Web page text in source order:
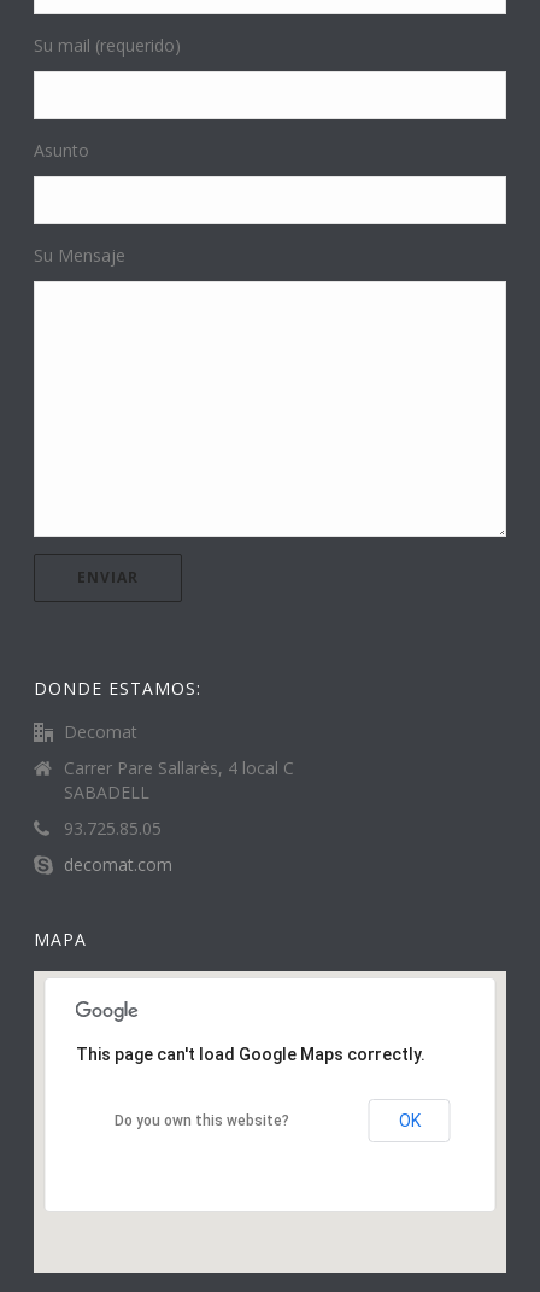
Su mail (requerido)
Asunto
Su Mensaje
DONDE ESTAMOS:
Decomat
Carrer Pare Sallarès, 4 local C
SABADELL
93.725.85.05
decomat.com
MAPA
This page can't load Google Maps correctly.
Do you own this website? OK